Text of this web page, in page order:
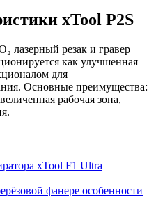
xTool P2S
лазерный резак и гравер
как улучшенная
для
Основные преимущества:
рабочая зона,
xTool F1 Ultra
фанере особенности